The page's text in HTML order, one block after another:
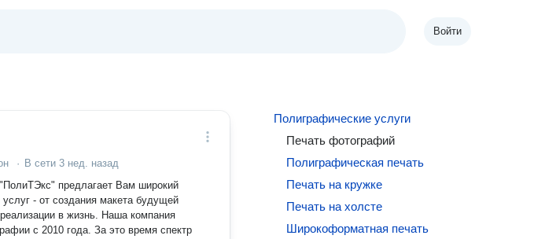
Войти
· В сети 3 нед. назад
предлагает Вам широкий
- от создания макета будущей
в жизнь. Наша компания
с 2010 года. За это время спектр
Полиграфические услуги
Печать фотографий
Полиграфическая печать
Печать на кружке
Печать на холсте
Широкоформатная печать